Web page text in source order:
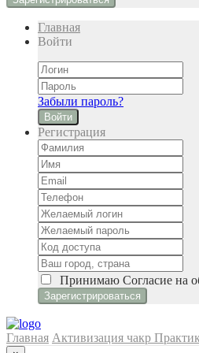
Главная
Войти
Забыли пароль?
Войти
Регистрация
Принимаю Cогласие на
Главная Активизация чакр